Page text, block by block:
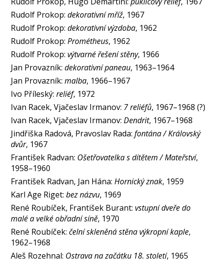
Rudolf Prokop:dekorativní mříž, 1967
Rudolf Prokop:dekorativní výzdoba, 1962
Rudolf Prokop:Prométheus, 1962
Rudolf Prokop:výtvarné řešení stěny, 1966
Jan Provazník:dekorativní paneau, 1963–1964
Jan Provazník:malba, 1966–1967
Ivo Příleský:reliéf, 1972
Ivan Racek, Vjačeslav Irmanov: 7 reliéfů, 1967–1968 (?)
Ivan Racek, Vjačeslav Irmanov:Dendrit, 1967–1968
Jindřiška Radová, Pravoslav Rada:fontána / Královský
dvůr, 1967
František Radvan: Ošetřovatelka s dítětem / Mateřství,
1958–1960
František Radvan, Jan Hána:Hornický znak, 1959
Karl Age Riget:bez názvu, 1969
René Roubíček, František Burant:vstupní dveře do
malé a velké obřadní síně, 1970
René Roubíček:čelní skleněná stěna výkropní kaple,
1962–1968
Aleš Rozehnal: Ostrava na začátku 18. století, 1965